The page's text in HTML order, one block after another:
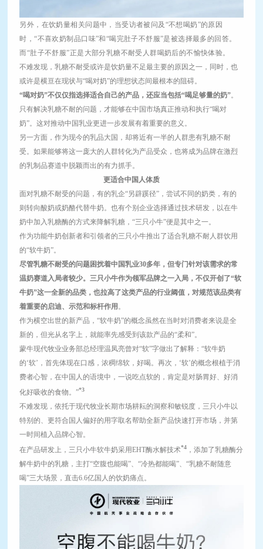
另外，在饮奶量相关问题中，当受访者被问及“不想喝奶”的原因
时，“不喜欢奶制品口味”和“喝完肚子不舒服”是被选择最多的回答。
而“肚子不舒服”正是大部分乳糖不耐受人群喝奶后的不愉快体验。
不难发现，乳糖不耐受或许是饮奶量不足最主要的原因之一，同时，也
或许是横亘在现状与“喝对奶”的理想状态间最根本的阻碍。
“喝对奶”不仅仅指选择适合自己的产品，还应当包括“喝足够量的奶”。
只有解决乳糖不耐的问题，才能够在中国市场真正推动和执行“喝对
奶”。这对推动中国乳业更进一步发展有着重要的意义。
另一方面，作为现今的乳品大国，却将近有一半的人群患有乳糖不耐
受。如果能够将这一庞大的人群转化为产品受众，也将成为品牌在激烈
的乳制品赛道中脱颖而出的有力抓手。
更适合中国人体质
面对乳糖不耐受的问题，有的乳企“另辟蹊径”，尝试不同的奶类，有的
则转向酸奶或奶酪代替牛奶。也有个别企业选择通过技术研发，以在牛
奶中加入乳糖酶的方式来降解乳糖，“三只小牛”便是其中之一。
作为功能牛奶创新者和引领者的三只小牛推出了适合乳糖不耐人群饮用
的“软牛奶”。
尽管乳糖不耐受的问题困扰着中国乳业30多年，但专门针对该需求的常
温奶赛道入局者较少。三只小牛作为领军品牌之一入局，不仅开创了“软
牛奶”这一全新的品类，也拉高了这类产品的行业阈值，对规范该品类有
着重要的启迪、示范和标杆作用 。
作为横空出世的新产品，“软牛奶”的概念虽然在当时对消费者来说是全
新的，但光从名字上，就能率先感受到该款产品的“柔和”。
蒙牛现代牧业业务部总经理温凤亮曾对“软”字做出了解释：“软牛奶
的‘软’，首先体现在口感，浓稠绵软，好喝。再次，‘软’的概念根植于消
费者心智，在中国人的语境中，一说吃点软的，肯定是对肠胃好、好消
化好吸收的食物。”*3
不难发现，依托于现代牧业长期市场耕耘的洞察和敏锐度，三只小牛以
特别的、更符合国人偏好的用字取名帮助全新产品快速打开市场，并第
一时间植入品牌心智。
在产品研发上，三只小牛软牛奶采用EHT酶水解技术*4 ，添加了乳糖酶分
解牛奶中的乳糖，主打“空腹也能喝”、“冷热都能喝”、“乳糖不耐随意
喝”三大场景，直击6.6亿国人的饮奶痛点。